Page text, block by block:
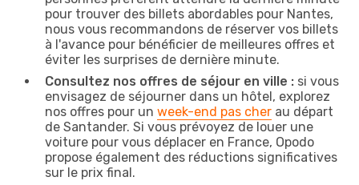
pour trouver des billets abordables pour Nantes,
nous vous recommandons de réserver vos billets
à l'avance pour bénéficier de meilleures offres et
éviter les surprises de dernière minute.
Consultez nos offres de séjour en ville : si vous
envisagez de séjourner dans un hôtel, explorez
nos offres pour un week-end pas cher au départ
de Santander. Si vous prévoyez de louer une
voiture pour vous déplacer en France, Opodo
propose également des réductions significatives
sur le prix final.